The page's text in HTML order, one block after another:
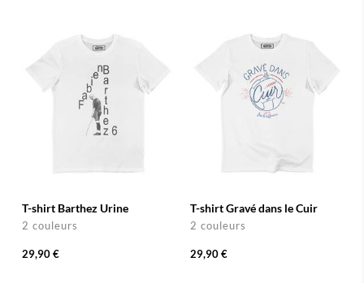
T-shirt Barthez Urine
2 couleurs
29,90 €
T-shirt Gravé dans le Cuir
2 couleurs
29,90 €